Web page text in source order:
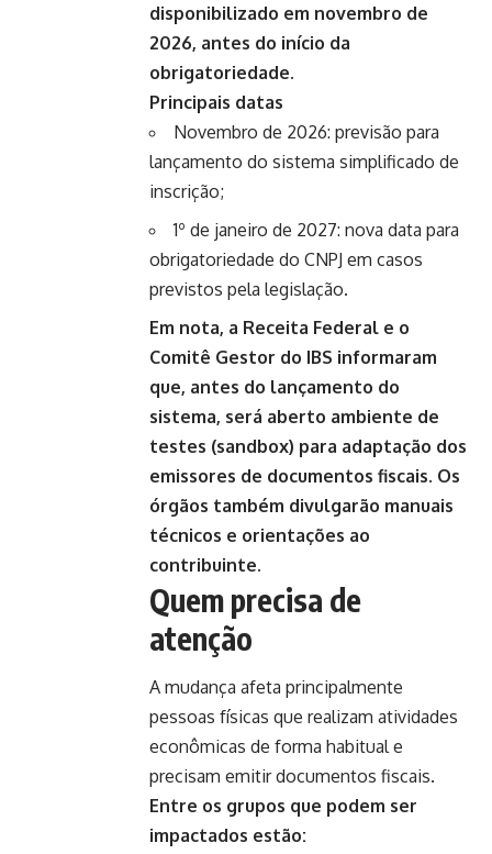
disponibilizado em novembro de
2026, antes do início da
obrigatoriedade.
Principais datas
Novembro de 2026: previsão para
lançamento do sistema simplificado de
inscrição;
1º de janeiro de 2027: nova data para
obrigatoriedade do CNPJ em casos
previstos pela legislação.
Em nota, a Receita Federal e o
Comitê Gestor do IBS informaram
que, antes do lançamento do
sistema, será aberto ambiente de
testes (sandbox) para adaptação dos
emissores de documentos fiscais. Os
órgãos também divulgarão manuais
técnicos e orientações ao
contribuinte.
Quem precisa de
atenção
A mudança afeta principalmente
pessoas físicas que realizam atividades
econômicas de forma habitual e
precisam emitir documentos fiscais.
Entre os grupos que podem ser
impactados estão: